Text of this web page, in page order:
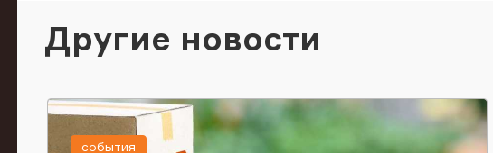
Другие новости
события